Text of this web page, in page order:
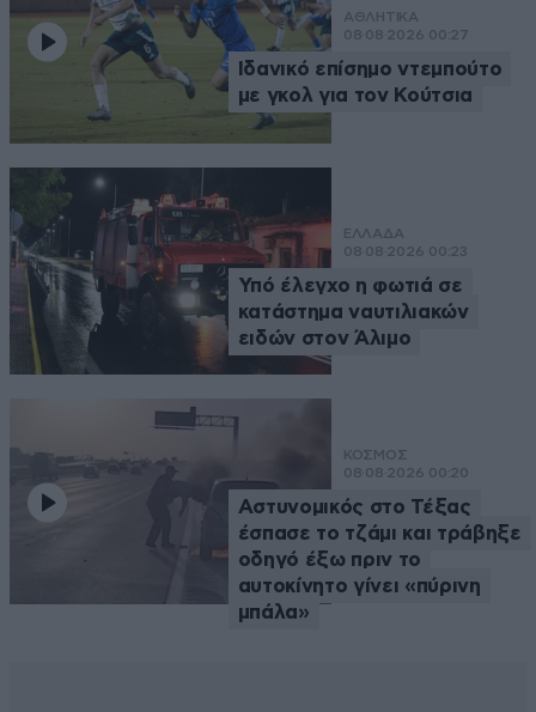
ΑΘΛΗΤΙΚΑ
08·08·2026 00:27
Ιδανικό επίσημο ντεμπούτο
με γκολ για τον Κούτσια
ΕΛΛΑΔΑ
08·08·2026 00:23
Υπό έλεγχο η φωτιά σε
κατάστημα ναυτιλιακών
ειδών στον Άλιμο
ΚΟΣΜΟΣ
08·08·2026 00:20
Αστυνομικός στο Τέξας
έσπασε το τζάμι και τράβηξε
οδηγό έξω πριν το
αυτοκίνητο γίνει «πύρινη
μπάλα»